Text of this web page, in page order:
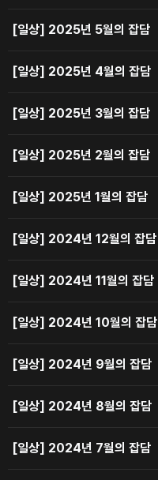
[일상] 2025년 5월의 잡담
[일상] 2025년 4월의 잡담
[일상] 2025년 3월의 잡담
[일상] 2025년 2월의 잡담
[일상] 2025년 1월의 잡담
[일상] 2024년 12월의 잡담
[일상] 2024년 11월의 잡담
[일상] 2024년 10월의 잡담
[일상] 2024년 9월의 잡담
[일상] 2024년 8월의 잡담
[일상] 2024년 7월의 잡담